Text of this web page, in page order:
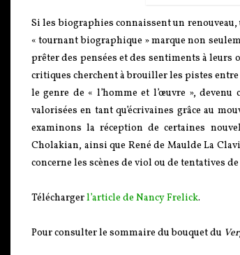
Si les biographies connaissent un
« tournant biographique » marque non
prêter des pensées et des sentiments à leurs
critiques cherchent à brouiller les pistes
le genre de « l’homme et l’œuvre »,
valorisées en tant qu’écrivaines grâce au
examinons la réception de certaines
Cholakian, ainsi que René de Maulde La
concerne les scènes de viol ou de tentatives
Téléchargerl’article de Nancy Frelick.
Pour consulter le sommaire du bouquet du